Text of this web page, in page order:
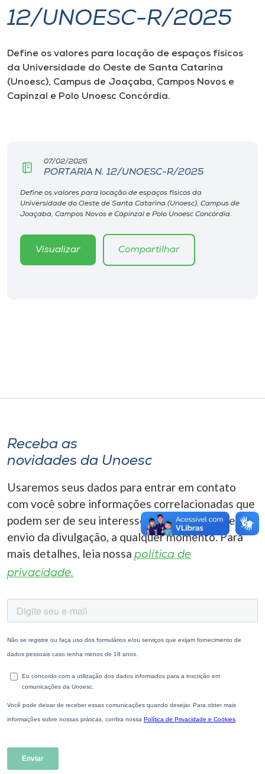
I.nova
Diplomados
Cultura
Biblioteca
Editora
Rádio
A+
12/UNOESC-R/2025
Define os valores para locação de espaços físicos
da Universidade do Oeste de Santa Catarina
(Unoesc), Campus de Joaçaba, Campos Novos e
Capinzal e Polo Unoesc Concórdia.
07/02/2025
PORTARIA N. 12/UNOESC-R/2025
Define os valores para locação de espaços físicos da
Universidade do Oeste de Santa Catarina (Unoesc), Campus de
Joaçaba, Campos Novos e Capinzal e Polo Unoesc Concórdia.
Visualizar Compartilhar
Receba as
novidades da Unoesc
Usaremos seus dados para entrar em contato
com você sobre informações correlacionadas que
podem ser de seu interesse. Você pode cancelar o
envio da divulgação, a qualquer momento. Para
mais detalhes, leia nossa política de
privacidade.